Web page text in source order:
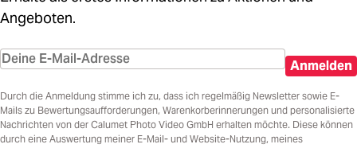
Angeboten.
Anmelden
Durch die Anmeldung stimme ich zu, dass ich regelmäßig Newsletter sowie E-
Mails zu Bewertungsaufforderungen, Warenkorberinnerungen und personalisierte
Nachrichten von der Calumet Photo Video GmbH erhalten möchte. Diese können
durch eine Auswertung meiner E-Mail- und Website-Nutzung, meines